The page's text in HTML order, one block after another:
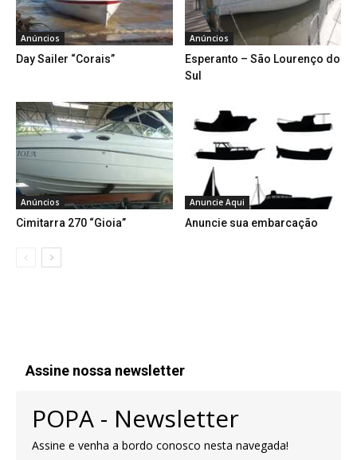
Anúncios
Day Sailer “Corais”
Anúncios
Esperanto – São Lourenço do
Sul
Anúncios
Cimitarra 270 “Gioia”
Anuncie Aqui
Anuncie sua embarcação
Assine nossa newsletter
POPA - Newsletter
Assine e venha a bordo conosco nesta navegada!